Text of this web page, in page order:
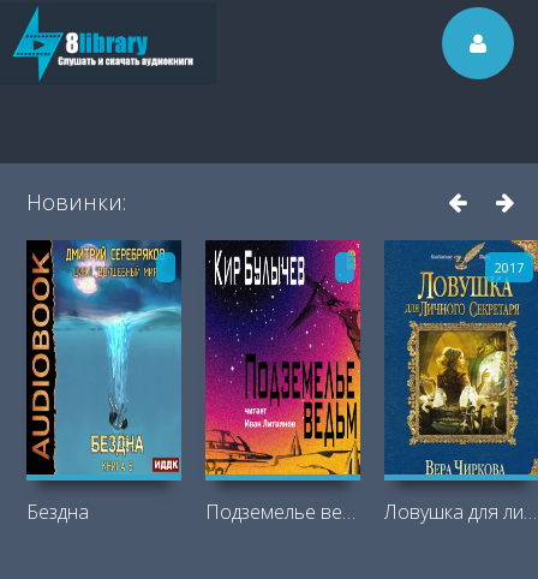
Новинки:
Бездна Подземелье ведьм
2017
Ловушка для личного секретаря